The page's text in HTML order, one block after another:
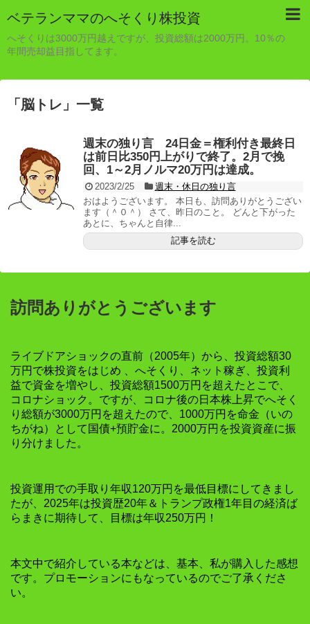
ベテランママのへそくり株投資
へそくりは3000万円越えですが、投資総額は2000万円。10％の
年間売却益目指してます。
「 脳トレ 」 一覧
週末の独り言 24日金＝権利付き最終日
は前日比350円上がりで終了。2月で挽
回、1～2月ノルマ20万円は達成。
2023/2/25
週末・休日の独り言
おはようございます。 本日も、訪問ありがとうござい
ます（＾０＾） さて、昨日のこと。 どんと下がった
あとに、ちゃんと自律...
記事を読む
訪問ありがとうございます
ライブドアショックの直前（2005年）から、投資総額30
万円で株投資をはじめ 、へそくり、ネット稼ぎ、投資利
益で資金を増やし、投資総額1500万円を超えたとこで、
コロナショック。ですが、コロナ後の日本株上昇でへそく
り総額が3000万円を超えたので、1000万円を命金（いの
ちがね）として国債+預貯金に。2000万円を投資資産に振
り分けました。
投資運用での手取り年収120万円を最低目標にしてきまし
たが、2025年は投資歴20年＆トランプ政権1年目の経済ば
らまきに期待して、目標は年収250万円！
本文中で紹介している本などは、基本、私が購入した感想
です。プロモーションにもなっているのでご了承くださ
い。